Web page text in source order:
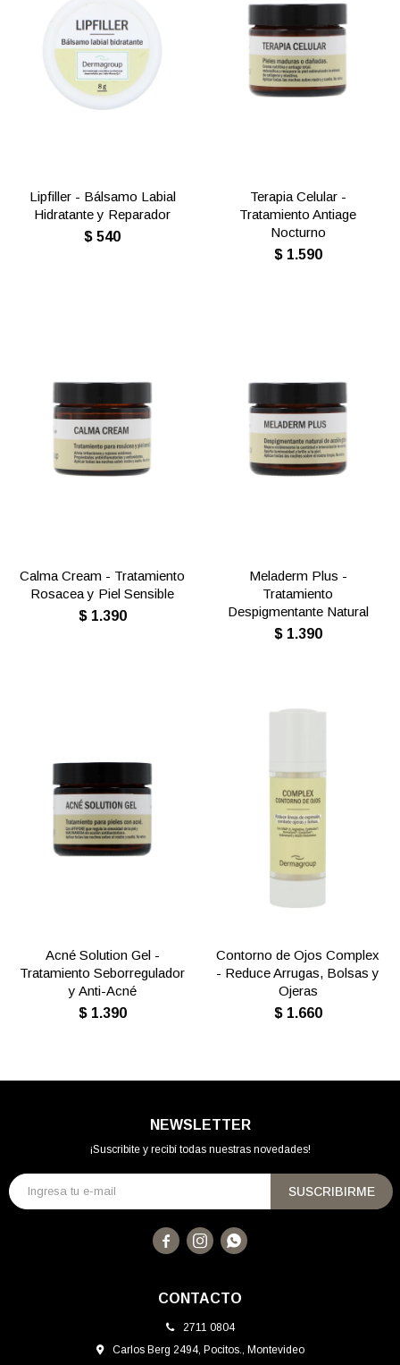
Lipfiller - Bálsamo Labial
Hidratante y Reparador
$ 540
Terapia Celular -
Tratamiento Antiage
Nocturno
$ 1.590
Calma Cream - Tratamiento
Rosacea y Piel Sensible
$ 1.390
Meladerm Plus -
Tratamiento
Despigmentante Natural
$ 1.390
Acné Solution Gel -
Tratamiento Seborregulador
y Anti-Acné
$ 1.390
Contorno de Ojos Complex
- Reduce Arrugas, Bolsas y
Ojeras
$ 1.660
CONTACTO
2711 0804
Carlos Berg 2494, Pocitos., Montevideo
NEWSLETTER
¡Suscribite y recibí todas nuestras novedades!
SUSCRIBIRME
  